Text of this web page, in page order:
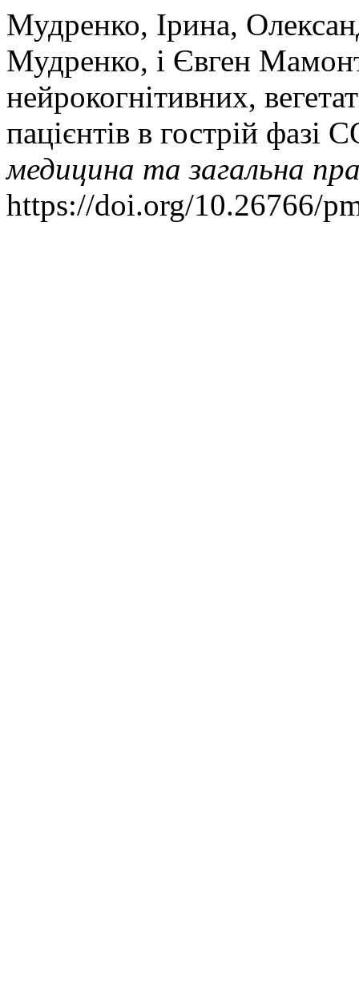
Мудренко, Ірина,
Мудренко, і Євген
нейрокогнітивних,
пацієнтів в гострій фазі
медицина та загальна
https://doi.org/10.26766/